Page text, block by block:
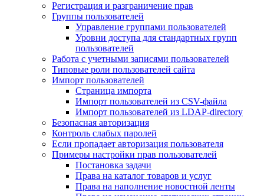
Регистрация и разграничение прав
Группы пользователей
Управление группами пользователей
Уровни доступа для стандартных групп
пользователей
Работа с учетными записями пользователей
Типовые роли пользователей сайта
Импорт пользователей
Страница импорта
Импорт пользователей из CSV-файла
Импорт пользователей из LDAP-directory
Безопасная авторизация
Контроль слабых паролей
Если пропадает авторизация пользователя
Примеры настройки прав пользователей
Постановка задачи
Права на каталог товаров и услуг
Права на наполнение новостной ленты